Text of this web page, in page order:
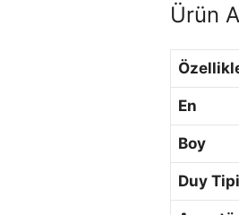
Ürün
En
Boy
Duy Tipi